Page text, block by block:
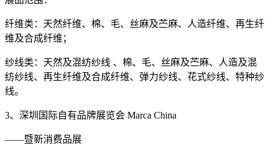
纤维类：天然纤维、棉、毛、丝麻及苎麻、人造纤维、再生纤
维及合成纤维；
纱线类：天然及混纺纱线 、棉、毛、丝麻及苎麻、人造及混
纺纱线、再生纤维及合成纤维、弹力纱线、花式纱线、特种纱
线。
3、深圳国际自有品牌展览会 Marca China
——暨新消费品展